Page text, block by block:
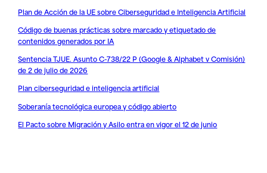
Plan de Acción de la UE sobre Ciberseguridad e Inteligencia Artificial
Código de buenas prácticas sobre marcado y etiquetado de
contenidos generados por IA
Sentencia TJUE. Asunto C-738/22 P (Google & Alphabet v Comisión)
de 2 de julio de 2026
Plan ciberseguridad e inteligencia artificial
Soberanía tecnológica europea y código abierto
El Pacto sobre Migración y Asilo entra en vigor el 12 de junio